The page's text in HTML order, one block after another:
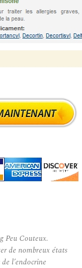
Peu Couteux.
de nombreux états
l’endocrine